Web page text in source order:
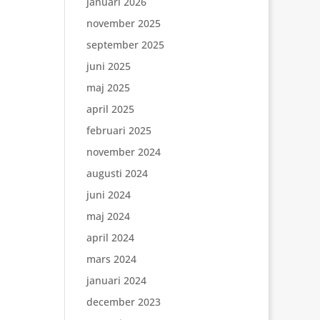
november 2025
september 2025
juni 2025
maj 2025
april 2025
februari 2025
november 2024
augusti 2024
juni 2024
maj 2024
april 2024
mars 2024
januari 2024
december 2023